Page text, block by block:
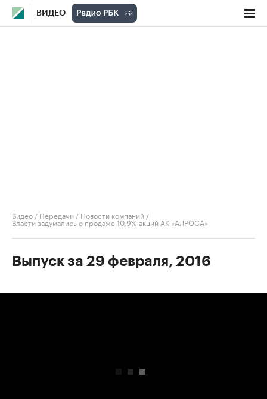
ВИДЕО
Видео / Передачи / Новости компаний /
Власти задумались о продаже 10,9% акций АК «АЛРОСА»
Выпуск за 29 февраля, 2016